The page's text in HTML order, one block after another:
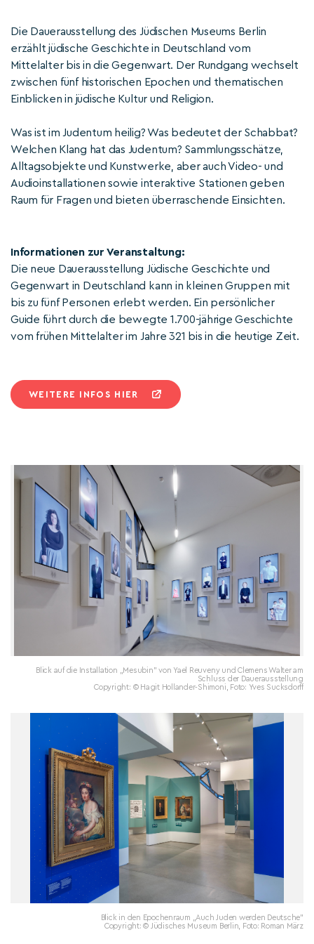
Die Dauerausstellung des Jüdischen Museums Berlin
erzählt jüdische Geschichte in Deutschland vom
Mittelalter bis in die Gegenwart. Der Rundgang wechselt
zwischen fünf historischen Epochen und thematischen
Einblicken in jüdische Kultur und Religion.
Was ist im Judentum heilig? Was bedeutet der Schabbat?
Welchen Klang hat das Judentum? Sammlungsschätze,
Alltagsobjekte und Kunstwerke, aber auch Video- und
Audioinstallationen sowie interaktive Stationen geben
Raum für Fragen und bieten überraschende Einsichten.
Informationen zur Veranstaltung:
Die neue Dauerausstellung Jüdische Geschichte und
Gegenwart in Deutschland kann in kleinen Gruppen mit
bis zu fünf Personen erlebt werden. Ein persönlicher
Guide führt durch die bewegte 1.700-jährige Geschichte
vom frühen Mittelalter im Jahre 321 bis in die heutige Zeit.
WEITERE INFOS HIER
Blick auf die Installation „Mesubin" von Yael Reuveny und Clemens Walter am
Schluss der Dauerausstellung
Copyright: © Hagit Hollander-Shimoni, Foto: Yves Sucksdorff
Blick in den Epochenraum „Auch Juden werden Deutsche"
Copyright: © Jüdisches Museum Berlin, Foto: Roman März